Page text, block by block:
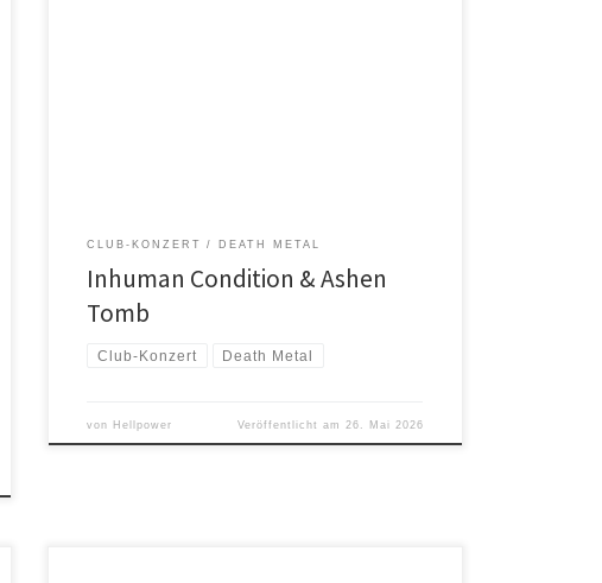
CLUB-KONZERT DEATH METAL
Inhuman Condition & Ashen
Tomb
Club-Konzert Death Metal
von Hellpower Veröffentlicht am 26. Mai 2026